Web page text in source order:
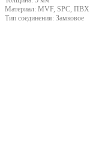
Материал: MVF, SPC, ПВХ
Тип соединения: Замковое